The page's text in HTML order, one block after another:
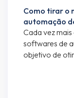
Como tirar o
automação
Cada vez
softwares de
objetivo de